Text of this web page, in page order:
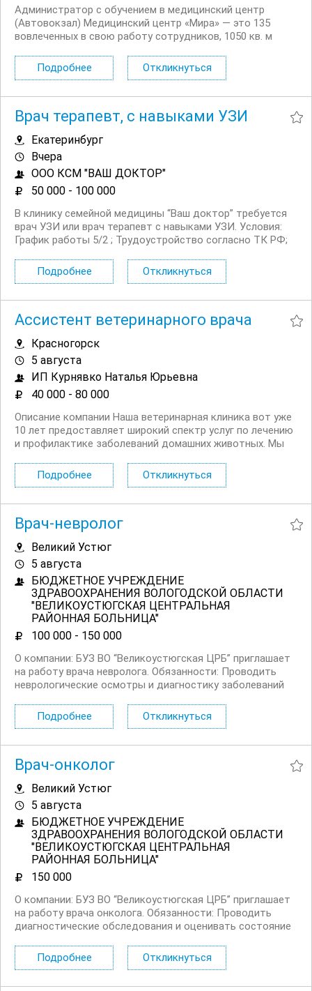
Администратор с обучением в медицинский центр
(Автовокзал) Медицинский центр «Мира» — это 135
вовлеченных в свою работу сотрудников, 1050 кв. м
хочется работать и развиваться. Вклад в здоровье
нации — звучит громко, но именно этим занимается...
Подробнее Откликнуться
Врач терапевт, с навыками УЗИ
Екатеринбург
Вчера
ООО КСМ "ВАШ ДОКТОР"
50 000 - 100 000
В клинику семейной медицины “Ваш доктор” требуется
врач УЗИ или врач терапевт с навыками УЗИ. Условия:
График работы 5/2 ; Трудоустройство согласно ТК РФ;
календарных дней; Рабочее место по адресу
Техническая,94; Комфортные условия труда...
Подробнее Откликнуться
Ассистент ветеринарного врача
Красногорск
5 августа
ИП Курнявко Наталья Юрьевна
40 000 - 80 000
Описание компании Наша ветеринарная клиника вот уже
10 лет предоставляет широкий спектр услуг по лечению
и профилактике заболеваний домашних животных. Мы
медицинского обслуживания и заботы о питомцах, что
делает нашу команду неотъемлемой частью жизни
Подробнее Откликнуться
Врач-невролог
Великий Устюг
5 августа
БЮДЖЕТНОЕ УЧРЕЖДЕНИЕ
ЗДРАВООХРАНЕНИЯ ВОЛОГОДСКОЙ ОБЛАСТИ
"ВЕЛИКОУСТЮГСКАЯ ЦЕНТРАЛЬНАЯ
РАЙОННАЯ БОЛЬНИЦА"
100 000 - 150 000
О компании: БУЗ ВО “Великоустюгская ЦРБ” приглашает
на работу врача невролога. Обязанности: Проводить
неврологические осмотры и диагностику заболеваний
план лечения пациентов согласно установленным
протоколам. ...
Подробнее Откликнуться
Врач-онколог
Великий Устюг
5 августа
БЮДЖЕТНОЕ УЧРЕЖДЕНИЕ
ЗДРАВООХРАНЕНИЯ ВОЛОГОДСКОЙ ОБЛАСТИ
"ВЕЛИКОУСТЮГСКАЯ ЦЕНТРАЛЬНАЯ
РАЙОННАЯ БОЛЬНИЦА"
150 000
О компании: БУЗ ВО “Великоустюгская ЦРБ” приглашает
на работу врача онколога. Обязанности: Проводить
диагностические обследования и оценивать состояние
заболевания. Разрабатывать и реализовывать
индивидуальные планы лечения для...
Подробнее Откликнуться